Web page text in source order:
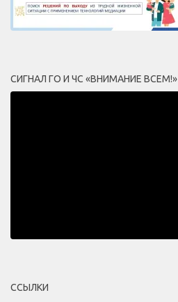
СИГНАЛ ГО И ЧС «ВНИМАНИЕ ВСЕМ!»
ССЫЛКИ